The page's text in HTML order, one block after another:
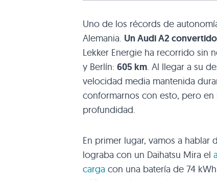
Uno de los récords de
Alemania. Un Audi A2
Lekker Energie ha recorrido sin
y Berlín: 605 km. Al llegar a su
velocidad media mantenida
conformarnos con esto, pero en
profundidad.
En primer lugar, vamos a hablar
lograba con un Daihatsu Mira el
carga con una batería de 74